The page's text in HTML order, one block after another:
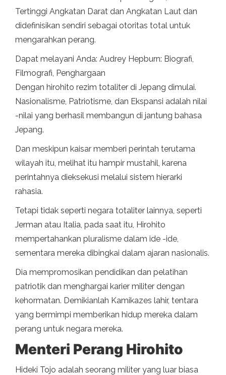
Tertinggi Angkatan Darat dan Angkatan Laut dan
didefinisikan sendiri sebagai otoritas total untuk
mengarahkan perang.
Dapat melayani Anda: Audrey Hepburn: Biografi,
Filmografi, Penghargaan
Dengan hirohito rezim totaliter di Jepang dimulai.
Nasionalisme, Patriotisme, dan Ekspansi adalah nilai
-nilai yang berhasil membangun di jantung bahasa
Jepang.
Dan meskipun kaisar memberi perintah terutama
wilayah itu, melihat itu hampir mustahil, karena
perintahnya dieksekusi melalui sistem hierarki
rahasia.
Tetapi tidak seperti negara totaliter lainnya, seperti
Jerman atau Italia, pada saat itu, Hirohito
mempertahankan pluralisme dalam ide -ide,
sementara mereka dibingkai dalam ajaran nasionalis.
Dia mempromosikan pendidikan dan pelatihan
patriotik dan menghargai karier militer dengan
kehormatan. Demikianlah Kamikazes lahir, tentara
yang bermimpi memberikan hidup mereka dalam
perang untuk negara mereka.
Menteri Perang Hirohito
Hideki Tojo adalah seorang militer yang luar biasa